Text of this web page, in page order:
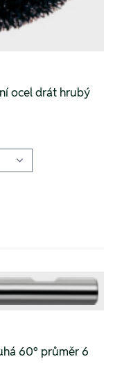
ocel drát hrubý
60° průměr 6